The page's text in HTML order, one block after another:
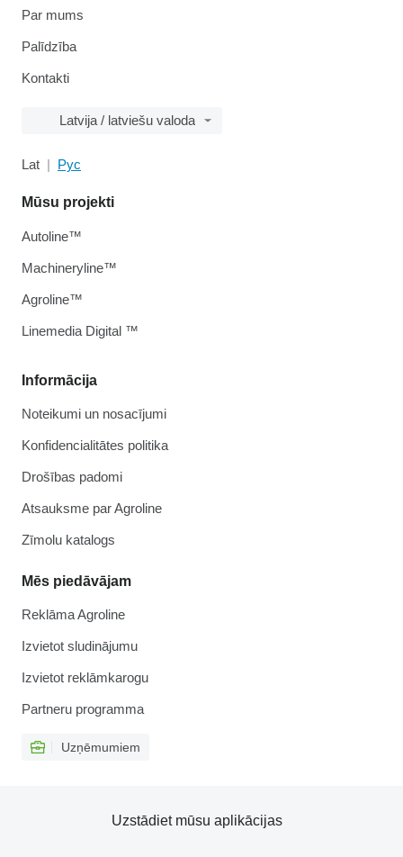
Par mums
Palīdzība
Kontakti
Latvija / latviešu valoda
Lat Рус
Informācija
Noteikumi un nosacījumi
Konfidencialitātes politika
Drošības padomi
Atsauksme par Agroline
Zīmolu katalogs
Mēs piedāvājam
Reklāma Agroline
Izvietot sludinājumu
Izvietot reklāmkarogu
Partneru programma
Uzņēmumiem
Mūsu projekti
Autoline™
Machineryline™
Agroline™
Linemedia Digital ™
Uzstādiet mūsu aplikācijas